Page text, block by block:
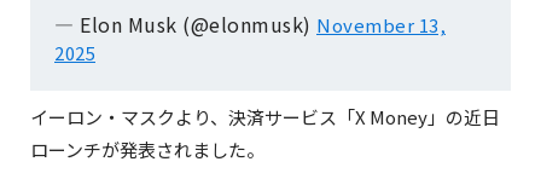
— Elon Musk (@elonmusk) November 13,
2025
イーロン・マスクより、決済サービス「X Money」の近日
ローンチが発表されました。